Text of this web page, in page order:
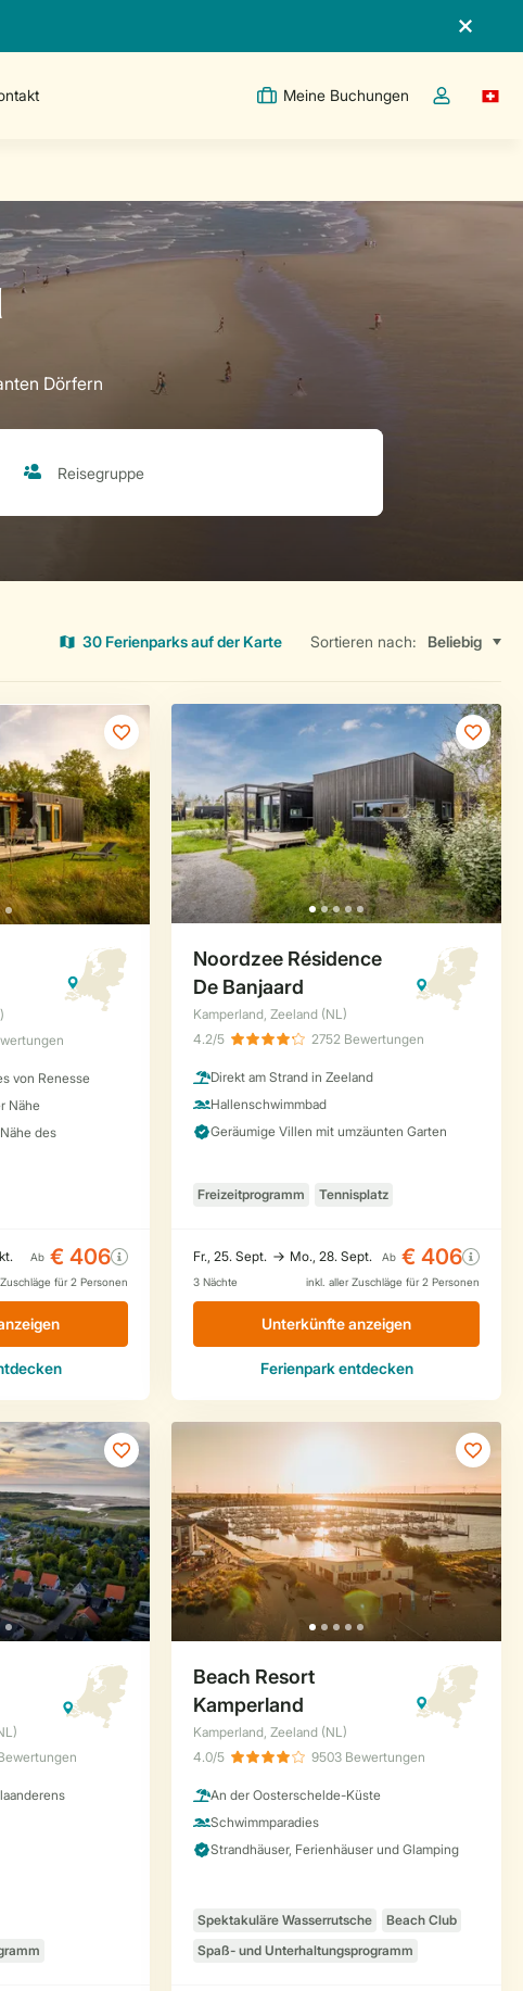
Meine Buchungen
Dropdown-
30 Ferienparks auf der Karte Sortieren nach: